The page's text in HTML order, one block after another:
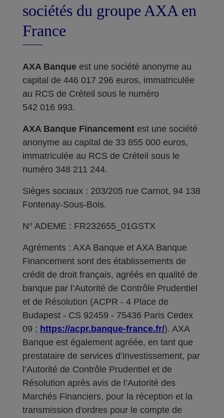
sociétés du groupe AXA en
France
AXA Banque est une société anonyme au
capital de 446 017 296 euros, immatriculée
au RCS de Créteil sous le numéro
542 016 993.
AXA Banque Financement est une société
anonyme au capital de 33 855 000 euros,
immatriculée au RCS de Créteil sous le
numéro 348 211 244.
Sièges sociaux : 203/205 rue Carnot, 94 138
Fontenay-Sous-Bois.
N° ADEME : FR232655_01GSTX
Agréments : AXA Banque et AXA Banque
Financement sont des établissements de
crédit de droit français, agréés en qualité de
banque par l’Autorité de Contrôle Prudentiel
et de Résolution (ACPR - 4 Place de
Budapest - CS 92459 - 75436 Paris Cedex
09 ; https://acpr.banque-france.fr/). AXA
Banque est également agréée, en tant que
prestataire de services d’investissement, par
l’Autorité de Contrôle Prudentiel et de
Résolution après avis de l’Autorité des
Marchés Financiers, pour la réception et la
transmission d'ordres pour le compte de